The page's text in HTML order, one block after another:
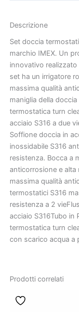
Descrizione
Set doccia
marchio IMEX. Un
innovativo realizzato
set ha un irrigatore
massima qualità
maniglia della
termostatica turn
acciaio S316 a due
Soffione doccia in
inossidabile S316
resistenza. Bocca a
anticorrosione e alta
massima qualità
termostatici S316
resistenza a 2
acciaio S316Tubo in
termostatica turn
con scarico acqua a
Prodotti correlati